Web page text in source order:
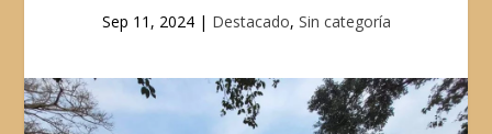
Sep 11, 2024| Destacado, Sin categoría